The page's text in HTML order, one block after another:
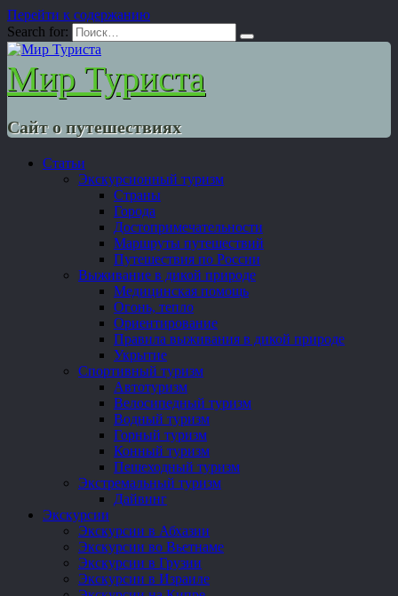
Перейти к содержанию
Search for:
Мир Туриста
Сайт о путешествиях
Статьи
Экскурсионный туризм
Страны
Города
Достопримечательности
Маршруты путешествий
Путешествия по России
Выживание в дикой природе
Медицинская помощь
Огонь, тепло
Ориентирование
Правила выживания в дикой природе
Укрытие
Спортивный туризм
Автотуризм
Велосипедный туризм
Водный туризм
Горный туризм
Конный туризм
Пешеходный туризм
Экстремальный туризм
Дайвинг
Экскурсии
Экскурсии в Абхазии
Экскурсии во Вьетнаме
Экскурсии в Грузии
Экскурсии в Израиле